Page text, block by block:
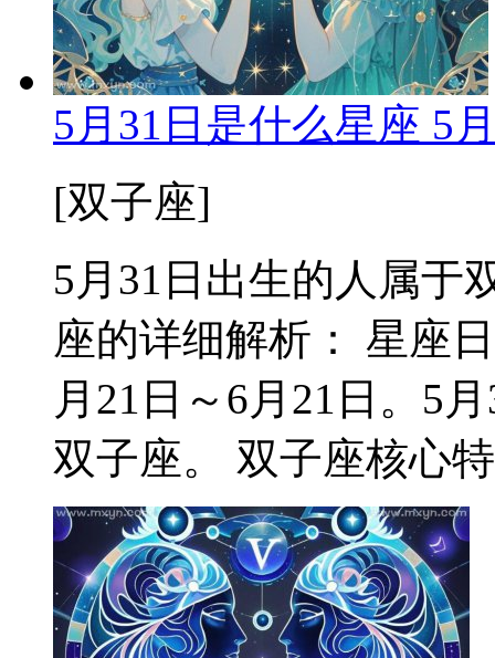
5月31日是什么星座 5
[双子座]
5月31日出生的人属于
座的详细解析： 星座
月21日～6月21日。5
双子座。 双子座核心